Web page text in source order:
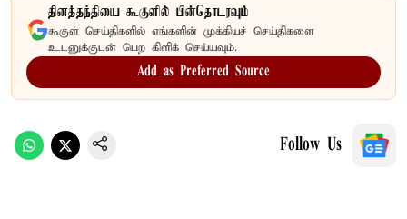
தினத்தந்தியை கூகுளில் பின்தொடரவும்
கூகுள் செய்திகளில் எங்களின் முக்கியச் செய்திகளை
உடனுக்குடன் பெற கிளிக் செய்யவும்.
Add as Preferred Source
Follow Us